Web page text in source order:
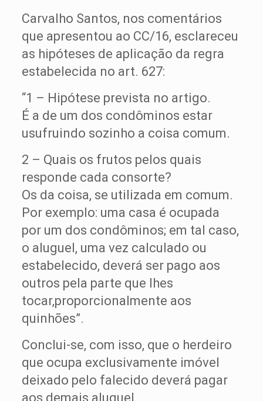
Carvalho Santos, nos comentários
que apresentou ao CC/16, esclareceu
as hipóteses de aplicação da regra
estabelecida no art. 627:
“1 – Hipótese prevista no artigo.
É a de um dos condôminos estar
usufruindo sozinho a coisa comum.
2 – Quais os frutos pelos quais
responde cada consorte?
Os da coisa, se utilizada em comum.
Por exemplo: uma casa é ocupada
por um dos condôminos; em tal caso,
o aluguel, uma vez calculado ou
estabelecido, deverá ser pago aos
outros pela parte que lhes
tocar,proporcionalmente aos
quinhões”.
Conclui-se, com isso, que o herdeiro
que ocupa exclusivamente imóvel
deixado pelo falecido deverá pagar
aos demais aluguel